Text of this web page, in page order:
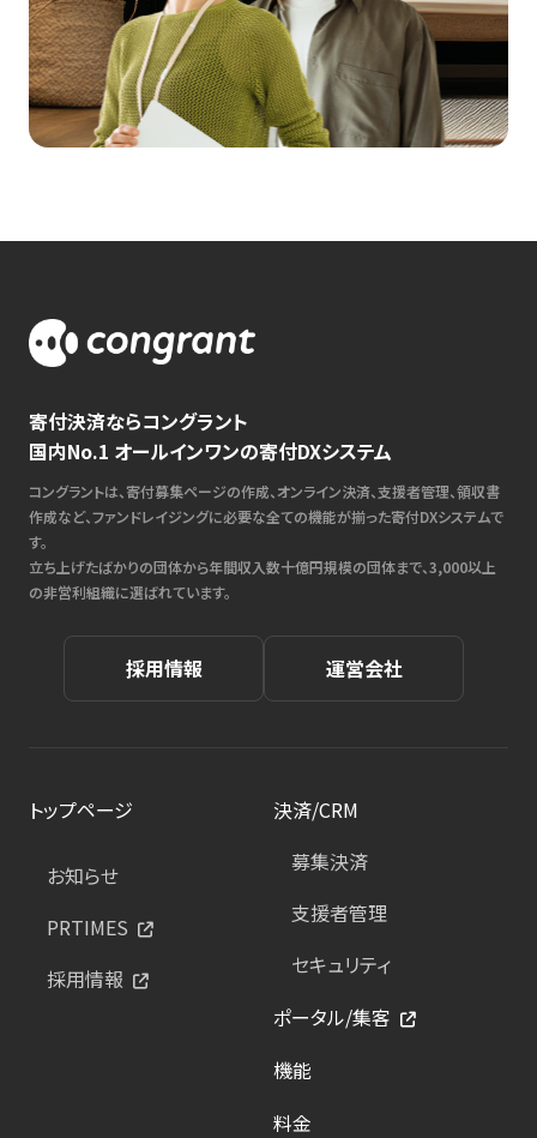
寄付決済ならコングラント
国内No.1 オールインワンの寄付DXシステム
コングラントは、寄付募集ページの作成、オンライン決済、支援者管理、領収書
作成など、ファンドレイジングに必要な全ての機能が揃った寄付DXシステムで
す。
立ち上げたばかりの団体から年間収入数十億円規模の団体まで、3,000以上
の非営利組織に選ばれています。
採用情報 運営会社
トップページ
お知らせ
PRTIMES
採用情報
決済/CRM
募集決済
支援者管理
セキュリティ
ポータル/集客
機能
料金